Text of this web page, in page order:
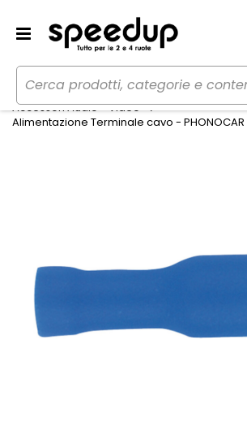
Home Auto
Audio elettronica mobile
Accessori Audio - Video
Alimentazione Terminale cavo - PHONOCAR